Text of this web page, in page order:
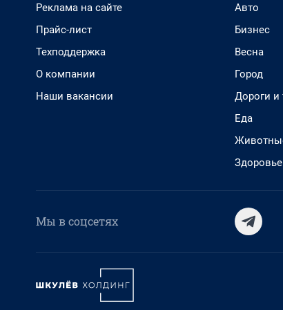
Реклама на сайте
Прайс-лист
Техподдержка
О компании
Наши вакансии
Авто
Бизнес
Весна
Город
Дороги и
Еда
Здоровье
Мы в соцсетях